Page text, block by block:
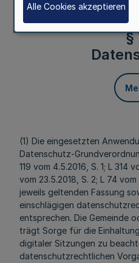
Sitzung hat.
§
(1) Die eingesetzten
Datenschutz-
119 vom 4.5.2016, S. 1; L 314
vom 23.5.2018, S. 2; L 74
jeweils geltenden Fassung
einschlägigen
entsprechen. Die Gemeinde
trägt Sorge für die
digitaler Sitzungen zu
datenschutzrechtlichen
Alle Cookies akzeptieren